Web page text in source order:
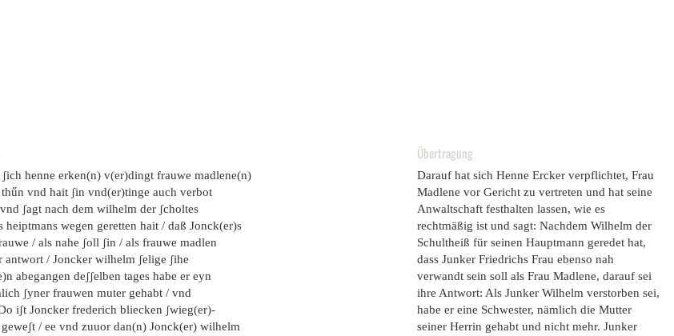
henne erken(n) v(er)dingt frauwe madlene(n)
vnd hait ʃin vnd(er)tinge auch verbot
ʃagt nach dem wilhelm der ʃcholtes
heiptmans wegen geretten hait / daß Jonck(er)s
/ als nahe ʃoll ʃin / als frauwe madlen
antwort / Joncker wilhelm ʃelige ʃihe
abegangen deʃʃelben tages habe er eyn
ʃyner frauwen muter gehabt / vnd
iʃt Joncker frederich bliecken ʃwieg(er)-
/ ee vnd zuuor dan(n) Jonck(er) wilhelm
Übertragung
Darauf hat sich Henne Ercker verpflichtet, Frau
Madlene vor Gericht zu vertreten und hat seine
Anwaltschaft festhalten lassen, wie es
rechtmäßig ist und sagt: Nachdem Wilhelm der
Schultheiß für seinen Hauptmann geredet hat,
dass Junker Friedrichs Frau ebenso nah
verwandt sein soll als Frau Madlene, darauf sei
ihre Antwort: Als Junker Wilhelm verstorben sei,
habe er eine Schwester, nämlich die Mutter
seiner Herrin gehabt und nicht mehr. Junker